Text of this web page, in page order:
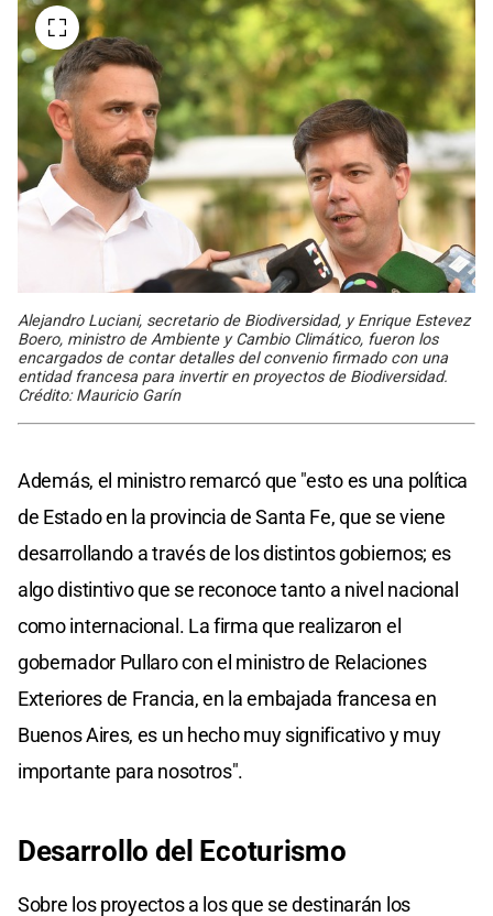
Alejandro Luciani, secretario de Biodiversidad, y Enrique Estevez
Boero, ministro de Ambiente y Cambio Climático, fueron los
encargados de contar detalles del convenio firmado con una
entidad francesa para invertir en proyectos de Biodiversidad.
Crédito: Mauricio Garín
Además, el ministro remarcó que "esto es una política
de Estado en la provincia de Santa Fe, que se viene
desarrollando a través de los distintos gobiernos; es
algo distintivo que se reconoce tanto a nivel nacional
como internacional. La firma que realizaron el
gobernador Pullaro con el ministro de Relaciones
Exteriores de Francia, en la embajada francesa en
Buenos Aires, es un hecho muy significativo y muy
importante para nosotros".
Desarrollo del Ecoturismo
Sobre los proyectos a los que se destinarán los